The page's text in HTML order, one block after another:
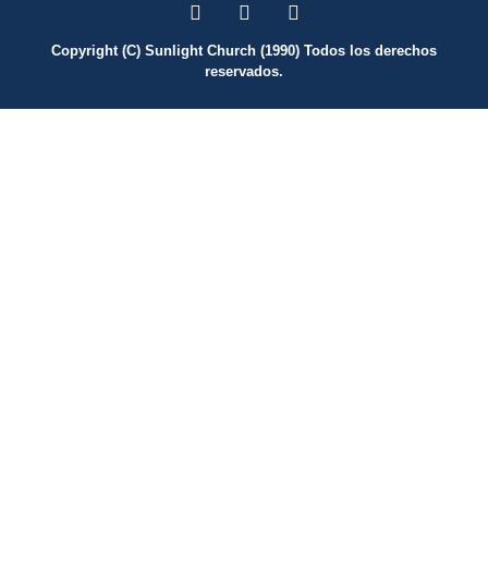
Copyright (C) Sunlight Church (1990) Todos los derechos
reservados.